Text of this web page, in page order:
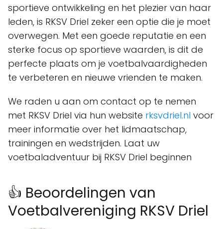
sportieve ontwikkeling en het plezier van haar
leden, is RKSV Driel zeker een optie die je moet
overwegen. Met een goede reputatie en een
sterke focus op sportieve waarden, is dit de
perfecte plaats om je voetbalvaardigheden
te verbeteren en nieuwe vrienden te maken.
We raden u aan om contact op te nemen
met RKSV Driel via hun website rksvdriel.nl voor
meer informatie over het lidmaatschap,
trainingen en wedstrijden. Laat uw
voetbaladventuur bij RKSV Driel beginnen
👍 Beoordelingen van
Voetbalvereniging RKSV Driel